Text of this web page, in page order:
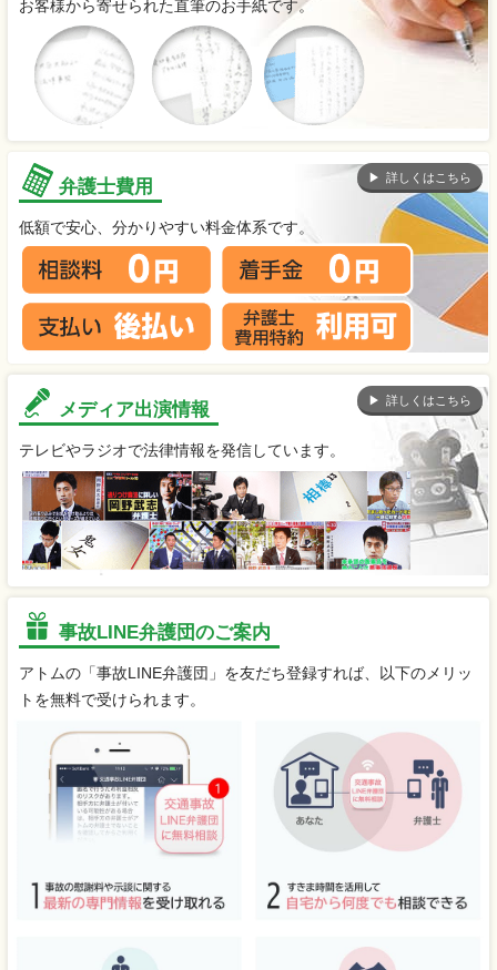
お客様から寄せられた直筆のお手紙です。
弁護士費用 詳しくはこちら
低額で安心、分かりやすい料金体系です。
メディア出演情報 詳しくはこちら
テレビやラジオで法律情報を発信しています。
事故LINE弁護団のご案内
アトムの「事故LINE弁護団」を友だち登録すれば、以下のメリッ
トを無料で受けられます。